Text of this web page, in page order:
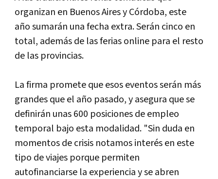
organizan en Buenos Aires y Córdoba, este
año sumarán una fecha extra. Serán cinco en
total, además de las ferias online para el resto
de las provincias.
La firma promete que esos eventos serán más
grandes que el año pasado, y asegura que se
definirán unas 600 posiciones de empleo
temporal bajo esta modalidad. "Sin duda en
momentos de crisis notamos interés en este
tipo de viajes porque permiten
autofinanciarse la experiencia y se abren